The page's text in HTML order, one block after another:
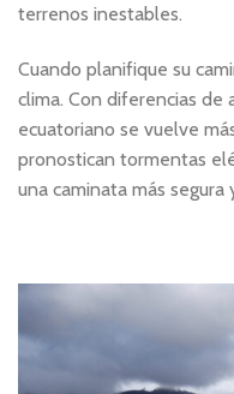
terrenos inestables.
Cuando planifique su
clima. Con diferencias de
ecuatoriano se vuelve
pronostican tormentas
una caminata más segura